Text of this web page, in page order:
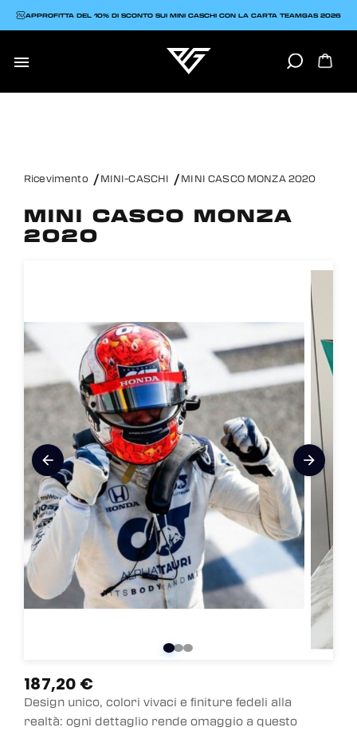

APPROFITTA DEL 10% DI SCONTO SUI MINI CASCHI CON LA CARTA TEAMGAS 2026
Ricevimento MINI-CASCHI MINI CASCO MONZA 2020
MINI CASCO MONZA
2020
arrow_back arrow_forward
187,20 €
Design unico, colori vivaci e finiture fedeli alla
realtà: ogni dettaglio rende omaggio a questo